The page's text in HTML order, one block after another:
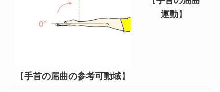
【手首の屈曲の参考可動域】
運動】